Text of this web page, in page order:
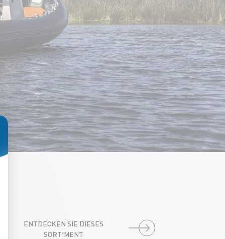
ENTDECKEN SIE DIESES
SORTIMENT
Sie Ihre Optionen an